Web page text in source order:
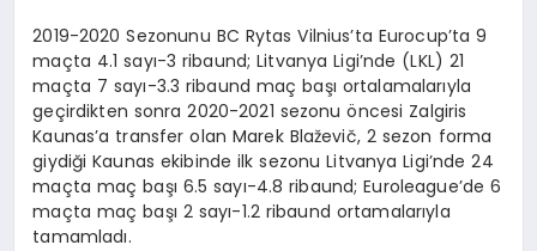
2019-2020 Sezonunu BC Rytas Vilnius’ta Eurocup’ta 9
maçta 4.1 sayı-3 ribaund; Litvanya Ligi’nde (LKL) 21
maçta 7 sayı-3.3 ribaund maç başı ortalamalarıyla
geçirdikten sonra 2020-2021 sezonu öncesi Zalgiris
Kaunas’a transfer olan Marek Blaževič, 2 sezon forma
giydiği Kaunas ekibinde ilk sezonu Litvanya Ligi’nde 24
maçta maç başı 6.5 sayı-4.8 ribaund; Euroleague’de 6
maçta maç başı 2 sayı-1.2 ribaund ortamalarıyla
tamamladı.